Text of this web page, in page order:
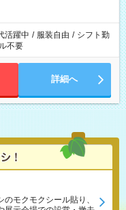
活躍中 / 服装自由 / シフト勤
不要
詳細へ
のモクモクシール貼り、